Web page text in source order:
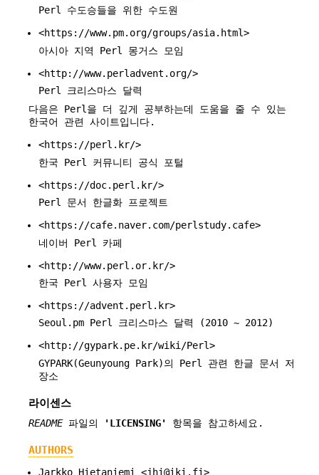
Perl 수도승들을 위한 수도원
<https://www.pm.org/groups/asia.html>
아시아 지역 Perl 몽거스 모임
<http://www.perladvent.org/>
Perl 크리스마스 달력
다음은 Perl을 더 깊게 공부하는데 도움을 줄 수 있는
한국어 관련 사이트입니다.
<https://perl.kr/>
한국 Perl 커뮤니티 공식 포털
<https://doc.perl.kr/>
Perl 문서 한글화 프로젝트
<https://cafe.naver.com/perlstudy.cafe>
네이버 Perl 카페
<http://www.perl.or.kr/>
한국 Perl 사용자 모임
<https://advent.perl.kr>
Seoul.pm Perl 크리스마스 달력 (2010 ~ 2012)
<http://gypark.pe.kr/wiki/Perl>
GYPARK(Geunyoung Park)의 Perl 관련 한글 문서 저
장소
라이센스
README파일의 'LICENSING' 항목을 참고하세요.
AUTHORS
Jarkko Hietaniemi <jhi@iki.fi>